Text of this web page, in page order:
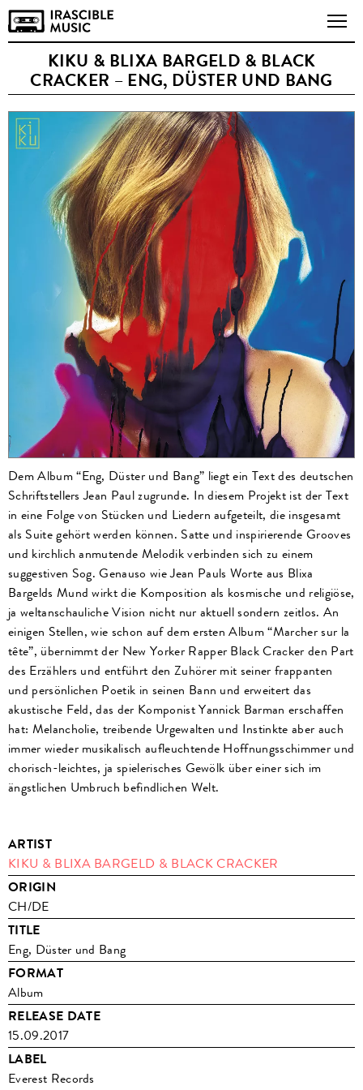
KIKU & BLIXA BARGELD & BLACK
CRACKER – ENG, DÜSTER UND BANG
Dem Album “Eng, Düster und Bang” liegt ein Text des deutschen
Schriftstellers Jean Paul zugrunde. In diesem Projekt ist der Text
in eine Folge von Stücken und Liedern aufgeteilt, die insgesamt
als Suite gehört werden können. Satte und inspirierende Grooves
und kirchlich anmutende Melodik verbinden sich zu einem
suggestiven Sog. Genauso wie Jean Pauls Worte aus Blixa
Bargelds Mund wirkt die Komposition als kosmische und religiöse,
ja weltanschauliche Vision nicht nur aktuell sondern zeitlos. An
einigen Stellen, wie schon auf dem ersten Album “Marcher sur la
tête”, übernimmt der New Yorker Rapper Black Cracker den Part
des Erzählers und entführt den Zuhörer mit seiner frappanten
und persönlichen Poetik in seinen Bann und erweitert das
akustische Feld, das der Komponist Yannick Barman erschaffen
hat: Melancholie, treibende Urgewalten und Instinkte aber auch
immer wieder musikalisch aufleuchtende Hoffnungsschimmer und
chorisch-leichtes, ja spielerisches Gewölk über einer sich im
ängstlichen Umbruch befindlichen Welt.
ARTIST
KIKU & BLIXA BARGELD & BLACK CRACKER
ORIGIN
CH/DE
TITLE
Eng, Düster und Bang
FORMAT
Album
RELEASE DATE
15.09.2017
LABEL
Everest Records